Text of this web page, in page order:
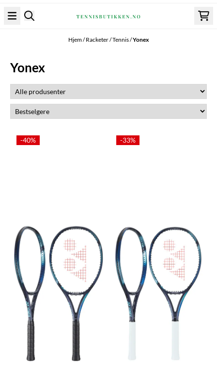
Hopp til innhold
Hjem/Racketer/Tennis/Yonex
Yonex
-40% -33%